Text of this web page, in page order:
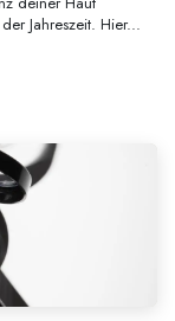
Jahreszeit. Hier...